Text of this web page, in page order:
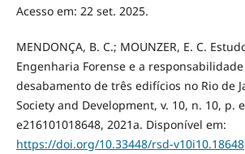
Acesso em: 22 set. 2025.
MENDONÇA, B. C.; MOUNZER, E. C.
Engenharia Forense e a
desabamento de três edifícios no Rio de
Society and Development, v. 10, n. 10, p.
e216101018648, 2021a. Disponível em:
https://doi.org/10.33448/rsd-v10i10.18648